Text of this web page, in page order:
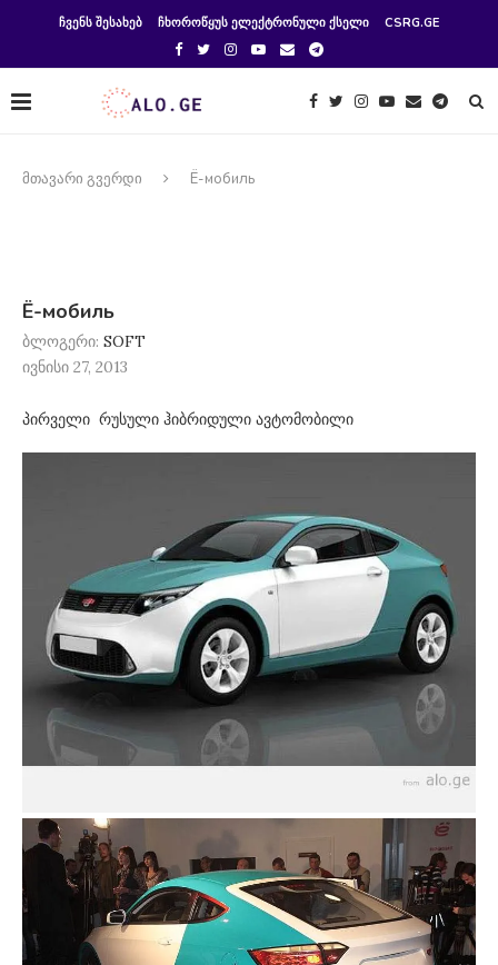
ᲩᲕᲔᲜᲡ ᲨᲔᲡᲐᲮᲔᲑ ᲩᲮᲝᲠᲝᲬᲧᲣᲡ ᲔᲚᲔᲥᲢᲠᲝᲜᲣᲚᲘ ᲥᲡᲔᲚᲘ CSRG.GE
მთავარი გვერდი Ё-мобиль
Ё-мобиль
ბლოგერი: SOFT
ივნისი 27, 2013
პირველი რუსული ჰიბრიდული ავტომობილი